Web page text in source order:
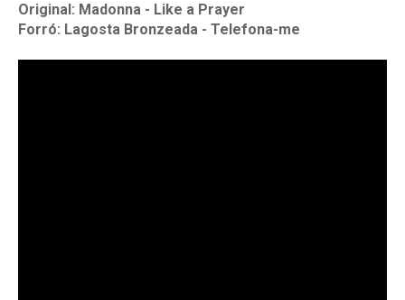
Original: Madonna - Like a Prayer
Forró: Lagosta Bronzeada - Telefona-me